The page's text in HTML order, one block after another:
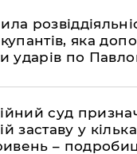
яка
ударів по
суд
заставу у кілька
–